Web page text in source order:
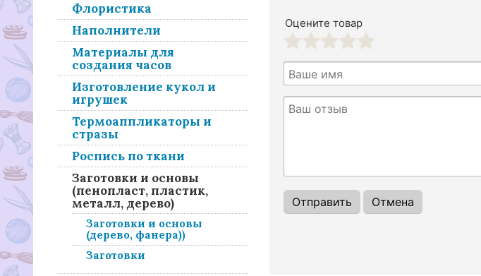
Флористика
Наполнители
Материалы для
создания часов
Изготовление кукол и
игрушек
Термоаппликаторы и
стразы
Роспись по ткани
Заготовки и основы
(пенопласт, пластик,
металл, дерево)
Заготовки и основы
(дерево, фанера))
Заготовки
Оцените товар